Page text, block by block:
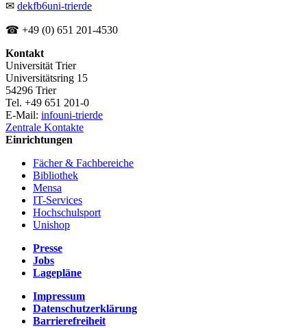
✉ dekfb6uni-trierde
☎ +49 (0) 651 201-4530
Kontakt
Universität Trier
Universitätsring 15
54296 Trier
Tel. +49 651 201-0
E-Mail: infouni-trierde
Zentrale Kontakte
Einrichtungen
Fächer & Fachbereiche
Bibliothek
Mensa
IT-Services
Hochschulsport
Unishop
Presse
Jobs
Lagepläne
Impressum
Datenschutzerklärung
Barrierefreiheit